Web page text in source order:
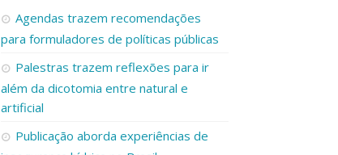
Agendas trazem recomendações
para formuladores de políticas públicas
Palestras trazem reflexões para ir
além da dicotomia entre natural e
artificial
Publicação aborda experiências de